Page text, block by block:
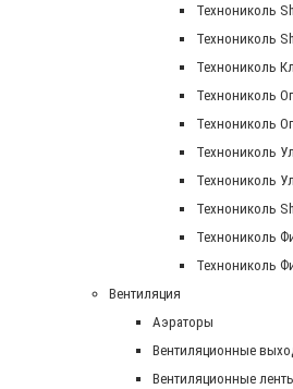
Технониколь
Технониколь
Технониколь
Технониколь
Технониколь
Технониколь
Технониколь
Технониколь
Технониколь
Технониколь
Вентиляция
Аэраторы
Вентиляционные
Вентиляционные